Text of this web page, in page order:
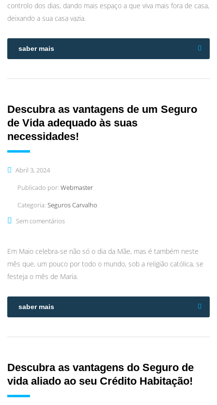
controlo dos dias, dando mais espaço a que viva mais fora de casa,
deixando a sua casa vazia.
saber mais
Descubra as vantagens de um Seguro
de Vida adequado às suas
necessidades!
Abril 3, 2024
Publicado por: Webmaster
Categoria: Seguros Carvalho
Sem comentários
Em Maio celebra-se não só o dia da Mãe, mas é também neste
mês que, um pouco por todo o mundo, sob a religião católica, se
festeja o mês de Maria.
saber mais
Descubra as vantagens do Seguro de
vida aliado ao seu Crédito Habitação!